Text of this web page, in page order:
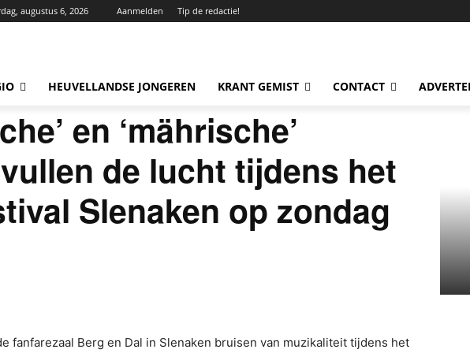
augustus 6, 2026 Aanmelden Tip de redactie!
HEUVELLANDSE JONGEREN KRANT GEMIST CONTACT
en ‘mährische’
de lucht tijdens het
Slenaken op zondag
fanfarezaal Berg en Dal in Slenaken bruisen van muzikaliteit tijdens het